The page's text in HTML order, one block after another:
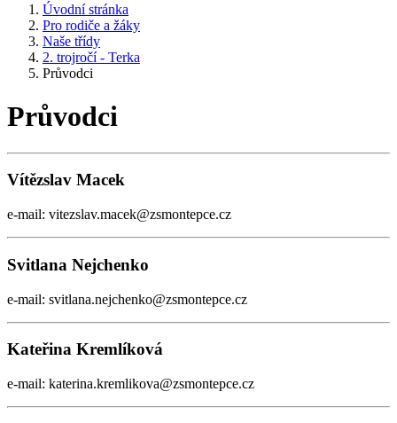
Úvodní stránka
Pro rodiče a žáky
Naše třídy
2. trojročí - Terka
Průvodci
Průvodci
Vítězslav Macek
e-mail: vitezslav.macek@zsmontepce.cz
Svitlana Nejchenko
e-mail: svitlana.nejchenko@zsmontepce.cz
Kateřina Kremlíková
e-mail: katerina.kremlikova@zsmontepce.cz